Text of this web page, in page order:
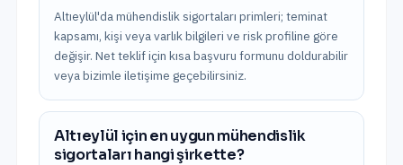
Altıeylül'da mühendislik sigortaları primleri; teminat
kapsamı, kişi veya varlık bilgileri ve risk profiline göre
değişir. Net teklif için kısa başvuru formunu doldurabilir
veya bizimle iletişime geçebilirsiniz.
Altıeylül için en uygun mühendislik
sigortaları hangi şirkette?